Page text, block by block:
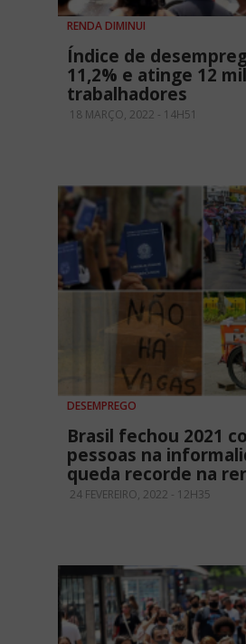
RENDA DIMINUI
Índice de
11,2% e atinge 12
trabalhadores
18 MARÇO, 2022 - 14H51
DESEMPREGO
Brasil fechou 2021
pessoas na
queda recorde na
24 FEVEREIRO, 2022 - 12H35